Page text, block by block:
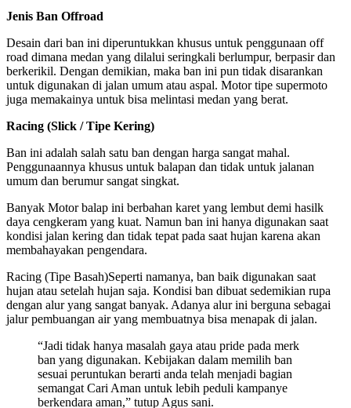
Jenis Ban Offroad
Desain dari ban ini diperuntukkan khusus untuk penggunaan off
road dimana medan yang dilalui seringkali berlumpur, berpasir dan
berkerikil. Dengan demikian, maka ban ini pun tidak disarankan
untuk digunakan di jalan umum atau aspal. Motor tipe supermoto
juga memakainya untuk bisa melintasi medan yang berat.
Racing (Slick / Tipe Kering)
Ban ini adalah salah satu ban dengan harga sangat mahal.
Penggunaannya khusus untuk balapan dan tidak untuk jalanan
umum dan berumur sangat singkat.
Banyak Motor balap ini berbahan karet yang lembut demi hasilk
daya cengkeram yang kuat. Namun ban ini hanya digunakan saat
kondisi jalan kering dan tidak tepat pada saat hujan karena akan
membahayakan pengendara.
Racing (Tipe Basah)Seperti namanya, ban baik digunakan saat
hujan atau setelah hujan saja. Kondisi ban dibuat sedemikian rupa
dengan alur yang sangat banyak. Adanya alur ini berguna sebagai
jalur pembuangan air yang membuatnya bisa menapak di jalan.
“Jadi tidak hanya masalah gaya atau pride pada merk
ban yang digunakan. Kebijakan dalam memilih ban
sesuai peruntukan berarti anda telah menjadi bagian
semangat Cari Aman untuk lebih peduli kampanye
berkendara aman,” tutup Agus sani.